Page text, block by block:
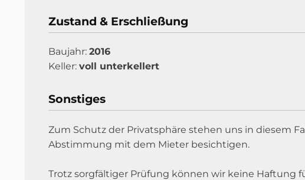
Zustand & Erschließung
Baujahr: 2016
Keller: voll unterkellert
Sonstiges
Zum Schutz der Privatsphäre stehen uns in diesem
Abstimmung mit dem Mieter besichtigen.
Trotz sorgfältiger Prüfung können wir keine Haftung